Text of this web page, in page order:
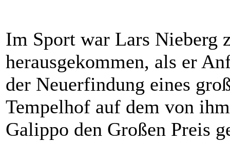
Im Sport war Lars Nieberg
herausgekommen, als er
der Neuerfindung eines
Tempelhof auf dem von
Galippo den Großen Preis